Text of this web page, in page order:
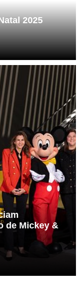
2025
de Mickey &